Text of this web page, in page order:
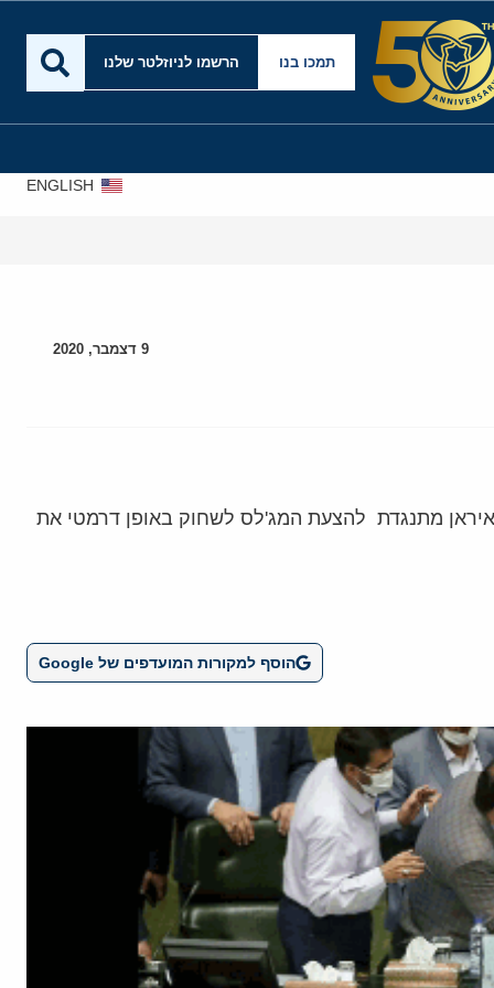
תמכו בנו הרשמו לניוזלטר שלנו
ENGLISH
9 דצמבר, 2020
איראן מתנגדת להצעת המג'לס לשחוק באופן דרמטי את
הוסף למקורות המועדפים של Google